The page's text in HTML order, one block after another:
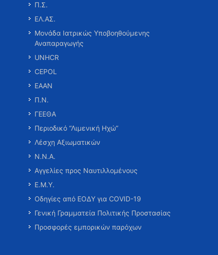
Π.Σ.
ΕΛ.ΑΣ.
Μονάδα Ιατρικώς Υποβοηθούμενης
Αναπαραγωγής
UNHCR
CEPOL
ΕΑΑΝ
Π.Ν.
ΓΕΕΘΑ
Περιοδικό “Λιμενική Ηχώ”
Λέσχη Αξιωματικών
Ν.Ν.Α.
Αγγελίες προς Ναυτιλλομένους
Ε.Μ.Υ.
Οδηγίες από ΕΟΔΥ για COVID-19
Γενική Γραμματεία Πολιτικής Προστασίας
Προσφορές εμπορικών παρόχων